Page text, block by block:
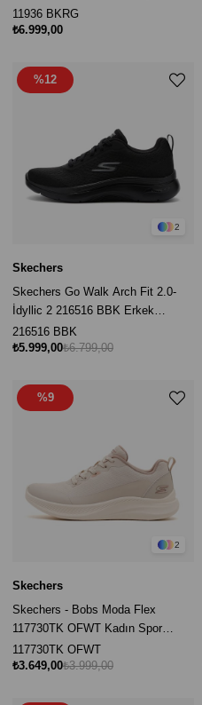
11936 BKRG
₺6.999,00
2
Skechers
Skechers Go Walk Arch Fit 2.0-
İdyllic 2 216516 BBK Erkek
Yürüyüş Ayakkabı - Siyah
216516 BBK
₺5.999,00₺6.799,00
%12
2
Skechers
Skechers - Bobs Moda Flex
117730TK OFWT Kadın Spor
Ayakkabı- Bej
117730TK OFWT
₺3.649,00₺3.999,00
%9